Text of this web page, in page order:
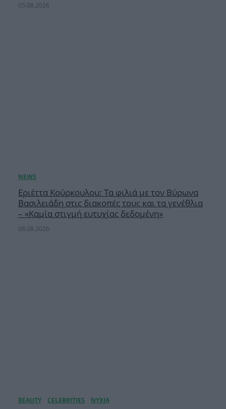
05.08.2026
Εριέττα Κούρκουλου: Τα φιλιά με τον Βύρωνα
Βασιλειάδη στις διακοπές τους και τα γενέθλια
– «Καμία στιγμή ευτυχίας δεδομένη»
08.08.2026